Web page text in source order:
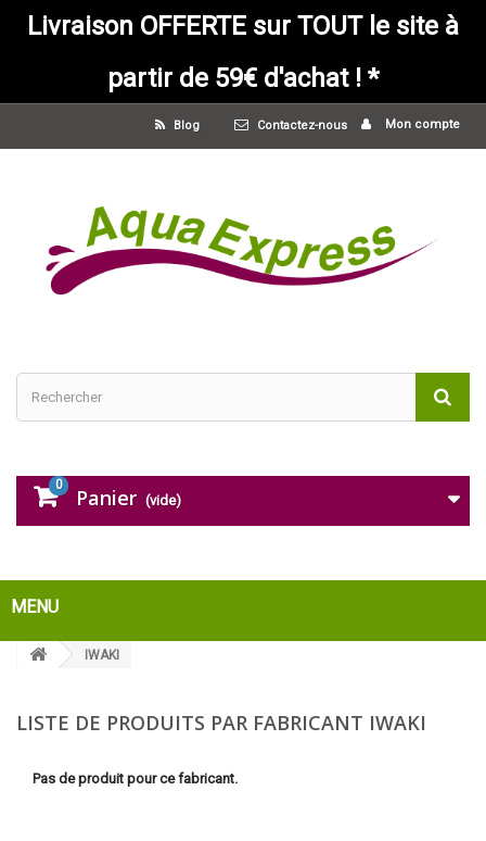
Livraison OFFERTE sur TOUT le site à
partir de 59€ d'achat ! *
Mon compte
Contactez-nous
Blog
Panier
0
(vide)
MENU
IWAKI
LISTE DE PRODUITS PAR FABRICANT IWAKI
Pas de produit pour ce fabricant.